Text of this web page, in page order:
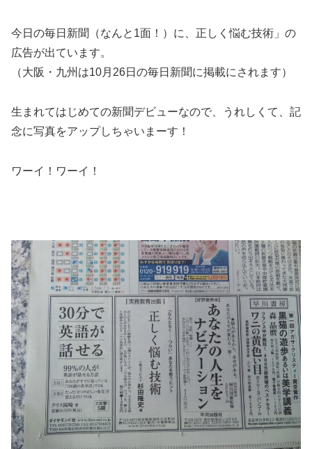
今日の毎日新聞（なんと1面！）に、正しく悩む技術」の
広告が出ています。
（大阪・九州は10月26日の毎日新聞に掲載にされます）
生まれてはじめての新聞デビューなので、うれしくて、記
念に写真をアップしちゃいまーす！
ワーイ！ワーイ！